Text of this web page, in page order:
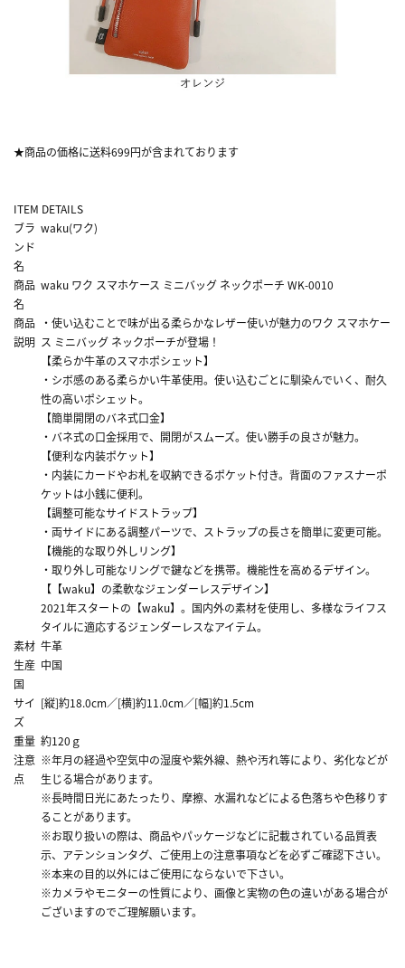
★商品の価格に送料699円が含まれております
ITEM DETAILS
ブラ
ンド
名
waku(ワク)
商品
名
waku ワク スマホケース ミニバッグ ネックポーチ WK-0010
商品
説明
・使い込むことで味が出る柔らかなレザー使いが魅力のワク スマホケー
ス ミニバッグ ネックポーチが登場！
【柔らか牛革のスマホポシェット】
・シボ感のある柔らかい牛革使用。使い込むごとに馴染んでいく、耐久
性の高いポシェット。
【簡単開閉のバネ式口金】
・バネ式の口金採用で、開閉がスムーズ。使い勝手の良さが魅力。
【便利な内装ポケット】
・内装にカードやお札を収納できるポケット付き。背面のファスナーポ
ケットは小銭に便利。
【調整可能なサイドストラップ】
・両サイドにある調整パーツで、ストラップの長さを簡単に変更可能。
【機能的な取り外しリング】
・取り外し可能なリングで鍵などを携帯。機能性を高めるデザイン。
【【waku】の柔軟なジェンダーレスデザイン】
2021年スタートの【waku】。国内外の素材を使用し、多様なライフス
タイルに適応するジェンダーレスなアイテム。
素材 牛革
生産
国
中国
サイ
ズ
[縦]約18.0cm／[横]約11.0cm／[幅]約1.5cm
重量 約120ｇ
注意
点
※年月の経過や空気中の湿度や紫外線、熱や汚れ等により、劣化などが
生じる場合があります。
※長時間日光にあたったり、摩擦、水漏れなどによる色落ちや色移りす
ることがあります。
※お取り扱いの際は、商品やパッケージなどに記載されている品質表
示、アテンションタグ、ご使用上の注意事項などを必ずご確認下さい。
※本来の目的以外にはご使用にならないで下さい。
※カメラやモニターの性質により、画像と実物の色の違いがある場合が
ございますのでご理解願います。